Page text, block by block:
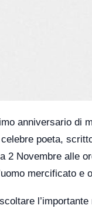
anniversario di
poeta,
2 Novembre alle
mercificato e